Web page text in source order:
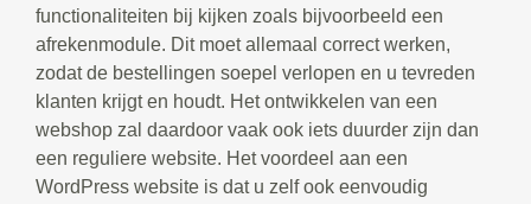
functionaliteiten bij kijken zoals bijvoorbeeld een
afrekenmodule. Dit moet allemaal correct werken,
zodat de bestellingen soepel verlopen en u tevreden
klanten krijgt en houdt. Het ontwikkelen van een
webshop zal daardoor vaak ook iets duurder zijn dan
een reguliere website. Het voordeel aan een
WordPress website is dat u zelf ook eenvoudig